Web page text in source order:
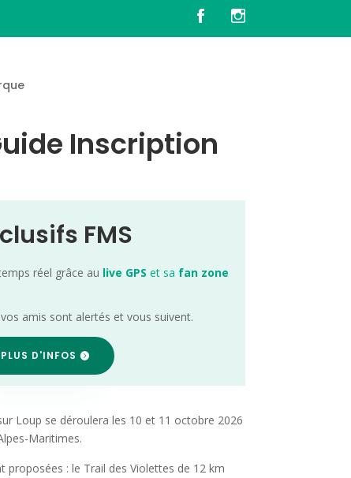
Inscription
FMS
réel grâce au live GPS et sa fan zone
vos amis sont alertés et vous suivent.
D'INFOS
Loup se déroulera les 10 et 11 octobre 2026
Maritimes.
proposées : le Trail des Violettes de 12 km